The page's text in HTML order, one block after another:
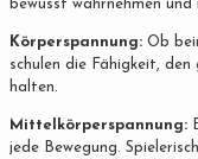
bewusst wahrnehmen
Körperspannung: Ob
schulen die Fähigkeit,
halten.
Mittelkörperspannung:
jede Bewegung.